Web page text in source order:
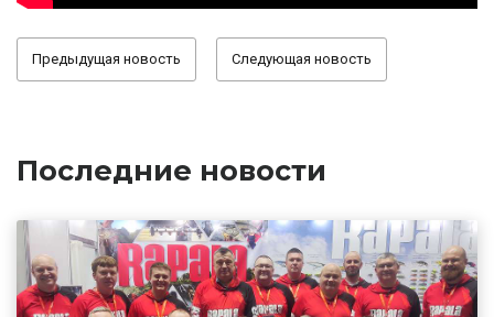
Предыдущая новость Следующая новость
Последние новости